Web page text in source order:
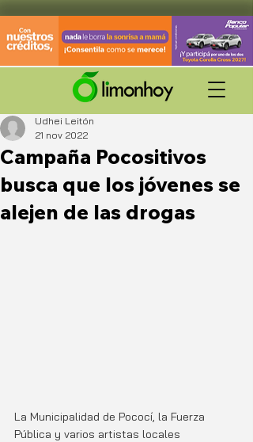
Campaña Pocositivos
busca que los jóvenes se
alejen de las drogas
Udhei Leitón
21 nov 2022
La Municipalidad de Pococí, la Fuerza
Pública y varios artistas locales